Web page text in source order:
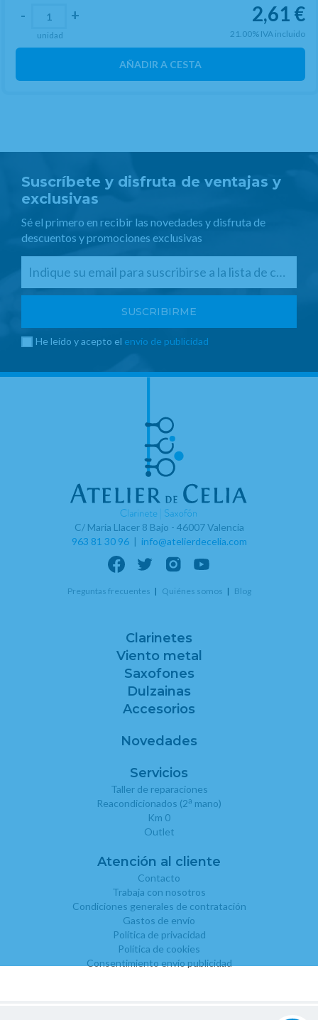
2,61 €
21.00% IVA incluido
- +
unidad
AÑADIR A CESTA
Suscríbete y disfruta de ventajas y
exclusivas
Sé el primero en recibir las novedades y disfruta de
descuentos y promociones exclusivas
He leído y acepto el envío de publicidad
C/ Maria Llacer 8 Bajo - 46007 Valencia
963 81 30 96| info@atelierdecelia.com
Preguntas frecuentes Quiénes somos Blog
Clarinetes
Viento metal
Saxofones
Dulzainas
Accesorios
Novedades
Servicios
Taller de reparaciones
Reacondicionados (2a mano)
Km 0
Outlet
Atención al cliente
Contacto
Trabaja con nosotros
Condiciones generales de contratación
Gastos de envío
Política de privacidad
Política de cookies
Consentimiento envío publicidad